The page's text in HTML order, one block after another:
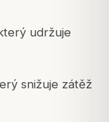
udržuje
snižuje zátěž